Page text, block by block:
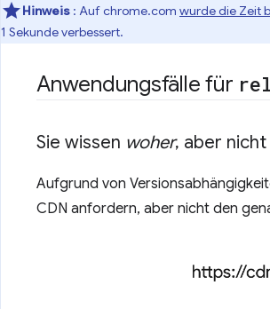
Hinweis : Auf chrome.com wurde die Zeit
1 Sekunde verbessert.
Anwendungsfälle für
Sie wissen woher, aber nicht
Aufgrund von
CDN anfordern, aber nicht den